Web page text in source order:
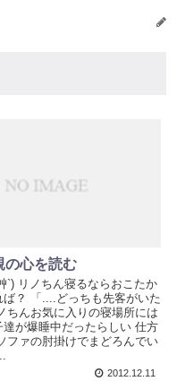
の心を読む
`) リノちん寝るならおこたか
ば？ 「....どっちも先客がいた
ちんお気に入りの寝場所には
達が爆睡中だったらしい 仕方
ファの肘掛けでまどろんでい
2012.12.11